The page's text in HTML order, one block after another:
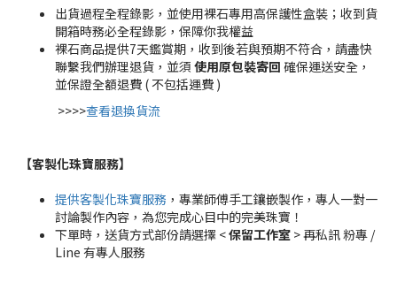
出貨過程全程錄影，並使用裸石專用高保護性盒裝；收到貨
開箱時務必全程錄影，保障你我權益
裸石商品提供7天鑑賞期，收到後若與預期不符合，請盡快
聯繫我們辦理退貨，並須 使用原包裝寄回 確保運送安全，
並保證全額退費 ( 不包括運費 )
>>>>查看退換貨流
【客製化珠寶服務】
提供客製化珠寶服務 ，專業師傅手工鑲嵌製作，專人一對一
討論製作內容，為您完成心目中的完美珠寶！
下單時，送貨方式部份請選擇 <保留工作室 > 再私訊 粉專 /
Line 有專人服務